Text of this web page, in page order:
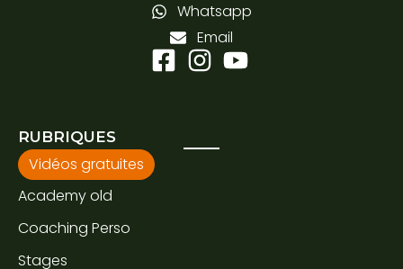
Whatsapp
Email
RUBRIQUES
Vidéos gratuites
Academy old
Coaching Perso
Stages